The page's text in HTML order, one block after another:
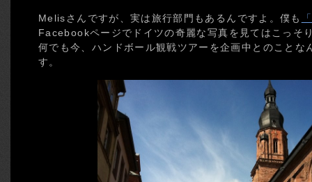
Melisさんですが、実は旅行部門もあるんですよ。僕も
Facebookページでドイツの奇麗な写真を見てはこっそ
何でも今、ハンドボール観戦ツアーを企画中とのことな
す。